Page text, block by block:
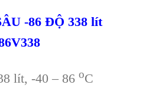
-86 ĐỘ 338 lít
338
lít, -40 – 86 oC